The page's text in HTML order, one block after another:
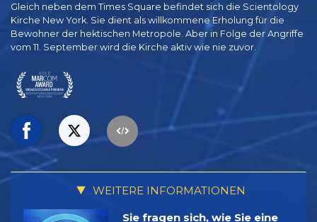
Gleich neben dem Times Square befindet sich die Scientology
Kirche New York. Sie dient als willkommene Erholung für die
Bewohner der hektischen Metropole. Aber in Folge der Angriffe
vom 11. September wird die Kirche aktiv wie nie zuvor.
WEITERE INFORMATIONEN
Sie fragen sich, wie Sie eine